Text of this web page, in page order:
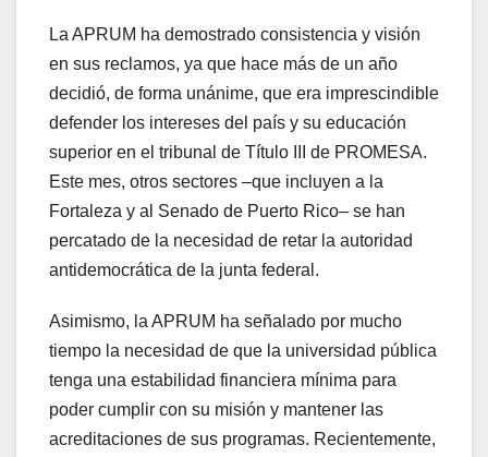
La APRUM ha demostrado consistencia y visión
en sus reclamos, ya que hace más de un año
decidió, de forma unánime, que era imprescindible
defender los intereses del país y su educación
superior en el tribunal de Título III de PROMESA.
Este mes, otros sectores –que incluyen a la
Fortaleza y al Senado de Puerto Rico– se han
percatado de la necesidad de retar la autoridad
antidemocrática de la junta federal.
Asimismo, la APRUM ha señalado por mucho
tiempo la necesidad de que la universidad pública
tenga una estabilidad financiera mínima para
poder cumplir con su misión y mantener las
acreditaciones de sus programas. Recientemente,